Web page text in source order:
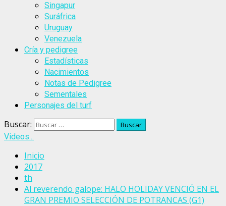
Singapur
Suráfrica
Uruguay
Venezuela
Cría y pedigree
Estadísticas
Nacimientos
Notas de Pedigree
Sementales
Personajes del turf
Buscar:
Videos...
Inicio
2017
th
Al reverendo galope: HALO HOLIDAY VENCIÓ EN EL
GRAN PREMIO SELECCIÓN DE POTRANCAS (G1)